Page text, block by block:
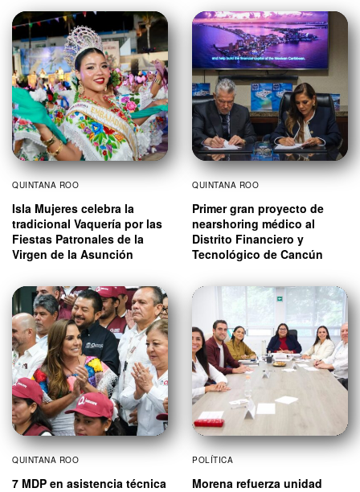
QUINTANA ROO
Isla Mujeres celebra la
tradicional Vaquería por las
Fiestas Patronales de la
Virgen de la Asunción
QUINTANA ROO
Primer gran proyecto de
nearshoring médico al
Distrito Financiero y
Tecnológico de Cancún
QUINTANA ROO
7 MDP en asistencia técnica
POLÍTICA
Morena refuerza unidad